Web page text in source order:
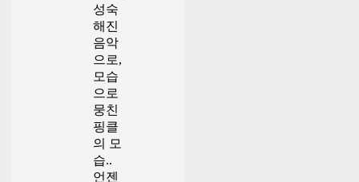
성숙
해진
음악
으로,
모습
으로
뭉친
핑클
의 모
습..
언젠